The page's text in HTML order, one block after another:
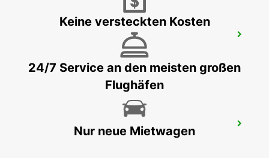
ORLEANS OLIVET
Keine versteckten Kosten
24/7 Service an den meisten großen
Flughäfen
Nur neue Mietwagen